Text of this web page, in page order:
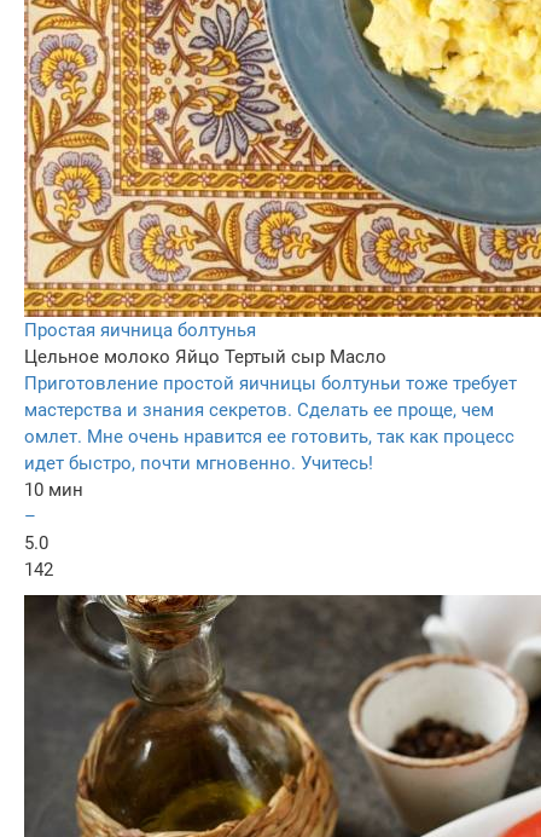
Простая яичница болтунья
Цельное молоко Яйцо Тертый сыр Масло
Приготовление простой яичницы болтуньи тоже требует
мастерства и знания секретов. Сделать ее проще, чем
омлет. Мне очень нравится ее готовить, так как процесс
идет быстро, почти мгновенно. Учитесь!
10 мин
–
5.0
142